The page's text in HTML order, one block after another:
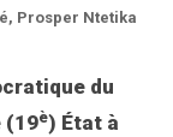
, Prosper Ntetika
du
(19è) État à